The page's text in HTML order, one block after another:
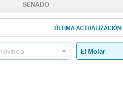
SENADO
ÚLTIMA ACTUALIZACIÓN: